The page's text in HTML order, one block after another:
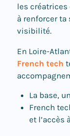
les
à renforcer
visibilité.
En Loire-
French tech
La base,
French
et l’accès